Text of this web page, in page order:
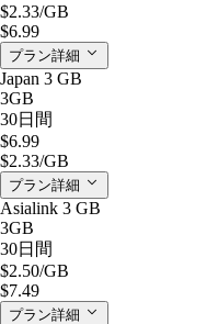
$2.33/GB
$6.99
プラン詳細
Japan 3 GB
3GB
30日間
$6.99
$2.33/GB
プラン詳細
Asialink 3 GB
3GB
30日間
$2.50/GB
$7.49
プラン詳細